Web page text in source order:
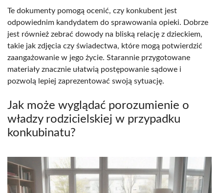
Te dokumenty pomogą ocenić, czy konkubent jest
odpowiednim kandydatem do sprawowania opieki. Dobrze
jest również zebrać dowody na bliską relację z dzieckiem,
takie jak zdjęcia czy świadectwa, które mogą potwierdzić
zaangażowanie w jego życie. Starannie przygotowane
materiały znacznie ułatwią postępowanie sądowe i
pozwolą lepiej zaprezentować swoją sytuację.
Jak może wyglądać porozumienie o
władzy rodzicielskiej w przypadku
konkubinatu?